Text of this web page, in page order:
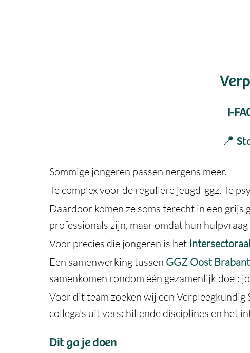
I-
📍
Sommige jongeren passen nergens meer.
Te complex voor de reguliere jeugd-ggz. Te
Daardoor komen ze soms terecht in een
professionals zijn, maar omdat hun
Voor precies die jongeren is het
Een samenwerking tussen GGZ Oost Brabant
samenkomen rondom één gezamenlijk doel:
Voor dit team zoeken wij een
collega's uit verschillende disciplines en het
Dit ga je doen